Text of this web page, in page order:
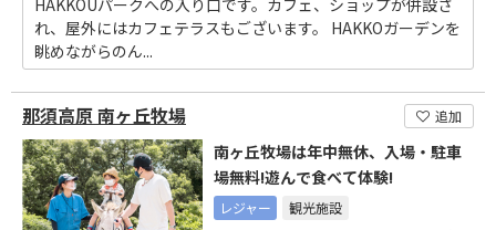
れ、屋外にはカフェテラスもございます。 HAKKOガーデンを
眺めながらのん...
那須高原 南ヶ丘牧場 追加
南ヶ丘牧場は年中無休、入場・駐車
場無料!遊んで食べて体験!
レジャー 観光施設